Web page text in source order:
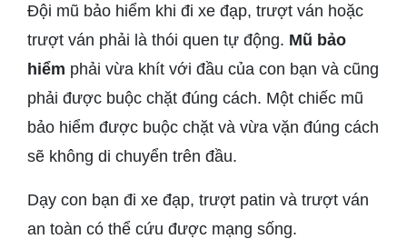
Đội mũ bảo hiểm khi đi xe đạp, trượt ván hoặc
trượt ván phải là thói quen tự động. Mũ bảo
hiểm phải vừa khít với đầu của con bạn và cũng
phải được buộc chặt đúng cách. Một chiếc mũ
bảo hiểm được buộc chặt và vừa vặn đúng cách
sẽ không di chuyển trên đầu.
Dạy con bạn đi xe đạp, trượt patin và trượt ván
an toàn có thể cứu được mạng sống.